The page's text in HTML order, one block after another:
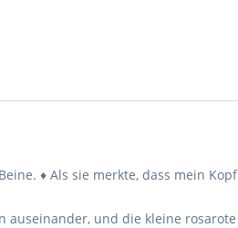
♦ Als sie merkte, dass mein Kopf
auseinander, und die kleine rosarote